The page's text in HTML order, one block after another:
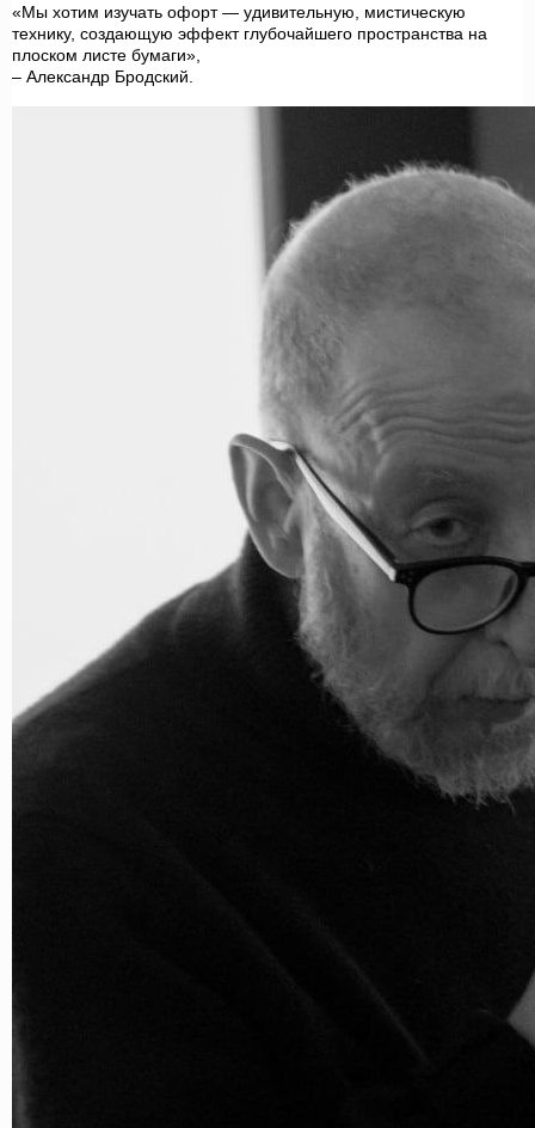
«Мы хотим изучать офорт — удивительную, мистическую
технику, создающую эффект глубочайшего пространства на
плоском листе бумаги»,
– Александр Бродский.